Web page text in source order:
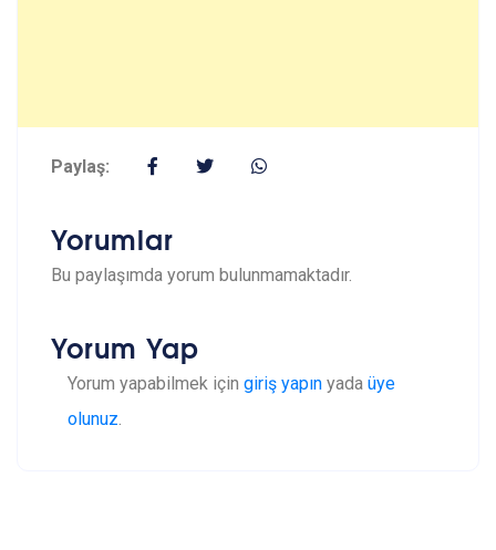
Paylaş:
Yorumlar
Bu paylaşımda yorum bulunmamaktadır.
Yorum Yap
Yorum yapabilmek için giriş yapın yada üye
olunuz